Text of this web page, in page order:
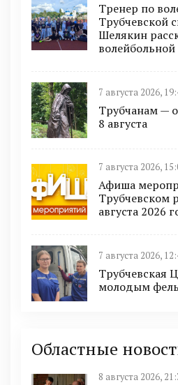
Тренер по
Трубчевской
Шелякин
7 августа 2026,
Трубчанам —
8 августа
7 августа 2026,
Афиша
Трубчевском
августа 2026
7 августа 2026,
Трубчевская
молодым
Областные
8 августа 2026,